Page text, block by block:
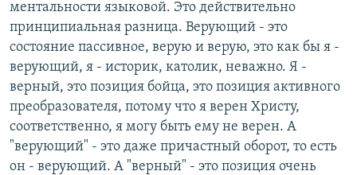
ментальности языковой. Это действительно
принципиальная разница. Верующий - это
состояние пассивное, верую и верую, это как бы я -
верующий, я - историк, католик, неважно. Я -
верный, это позиция бойца, это позиция активного
преобразователя, потому что я верен Христу,
соответственно, я могу быть ему не верен. А
"верующий" - это даже причастный оборот, то есть
он - верующий. А "верный" - это позиция очень